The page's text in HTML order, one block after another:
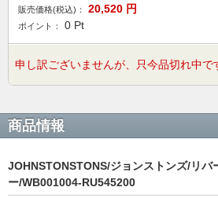
販売価格(税込)：
20,520 円
ポイント： 0 Pt
申し訳ございませんが、只今品切れ中で
商品情報
JOHNSTONSTONS/ジョンストンズ/リバ
ー/WB001004-RU545200